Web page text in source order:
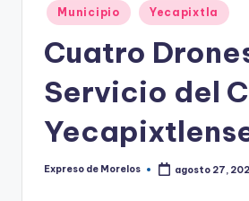
el
Publicado
en
Municipio Yecapixtla
Cuatro
Servicio del
Publicado
Expreso de Morelos agosto 27,